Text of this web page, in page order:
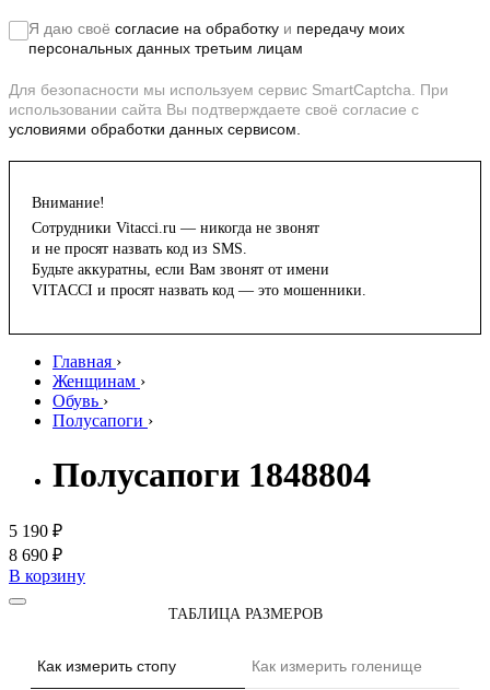
Я даю своё согласие на обработку и передачу моих
персональных данных третьим лицам
Для безопасности мы используем сервис SmartCaptcha. При
использовании сайта Вы подтверждаете своё согласие с
условиями обработки данных сервисом.
Внимание!
Сотрудники Vitacci.ru — никогда не звонят
и не просят назвать код из SMS.
Будьте аккуратны, если Вам звонят от имени
VITACCI и просят назвать код — это мошенники.
Главная ›
Женщинам ›
Обувь ›
Полусапоги ›
Полусапоги 1848804
5 190 ₽
8 690 ₽
В корзину
ТАБЛИЦА РАЗМЕРОВ
Как измерить стопу Как измерить голенище